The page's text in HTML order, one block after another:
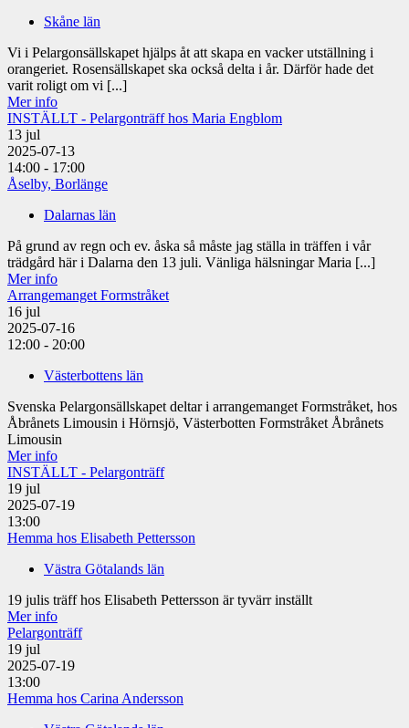
Skåne län
Vi i Pelargonsällskapet hjälps åt att skapa en vacker utställning i
orangeriet. Rosensällskapet ska också delta i år. Därför hade det
varit roligt om vi [...]
Mer info
INSTÄLLT - Pelargonträff hos Maria Engblom
13 jul
2025-07-13
14:00 - 17:00
Åselby, Borlänge
Dalarnas län
På grund av regn och ev. åska så måste jag ställa in träffen i vår
trädgård här i Dalarna den 13 juli. Vänliga hälsningar Maria [...]
Mer info
Arrangemanget Formstråket
16 jul
2025-07-16
12:00 - 20:00
Västerbottens län
Svenska Pelargonsällskapet deltar i arrangemanget Formstråket, hos
Åbrånets Limousin i Hörnsjö, Västerbotten Formstråket Åbrånets
Limousin
Mer info
INSTÄLLT - Pelargonträff
19 jul
2025-07-19
13:00
Hemma hos Elisabeth Pettersson
Västra Götalands län
19 julis träff hos Elisabeth Pettersson är tyvärr inställt
Mer info
Pelargonträff
19 jul
2025-07-19
13:00
Hemma hos Carina Andersson